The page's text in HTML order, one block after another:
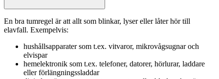
En bra tumregel är att allt som blinkar, lyser eller låter hör till
elavfall. Exempelvis:
hushållsapparater som t.ex. vitvaror, mikrovågsugnar och
elvispar
hemelektronik som t.ex. telefoner, datorer, hörlurar, laddare
eller förlängningssladdar